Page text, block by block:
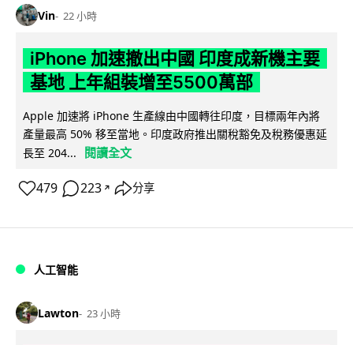
Vin 22 小時
iPhone 加速撤出中國 印度成新機主要
基地 上年組裝增至5500萬部
Apple 加速將 iPhone 生產線由中國轉往印度，目標兩年內將
產量最高 50% 移至當地。印度政府推出關稅豁免及稅務優惠延
長至 204...
閱讀全文
479 223 ↗ 分享
人工智能
Lawton 23 小時